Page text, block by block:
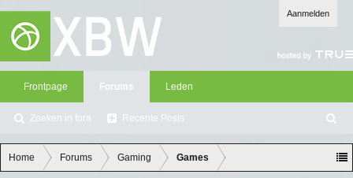
Aanmelden
Frontpage Forums
Zoeken in fora Recente Posts
Leden
oe
ke
n
Home Forums Gaming Games